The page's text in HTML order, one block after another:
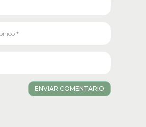
ENVIAR COMENTARIO